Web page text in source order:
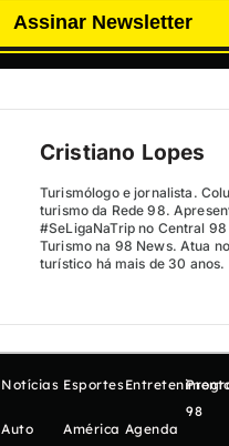
Assinar Newsletter
Cristiano Lopes
Turismólogo e jornalista.
turismo da Rede 98.
#SeLigaNaTrip no Central
Turismo na 98 News. Atua
turístico há mais de 30 anos.
Notícias
Auto
Esportes
América Agenda
98